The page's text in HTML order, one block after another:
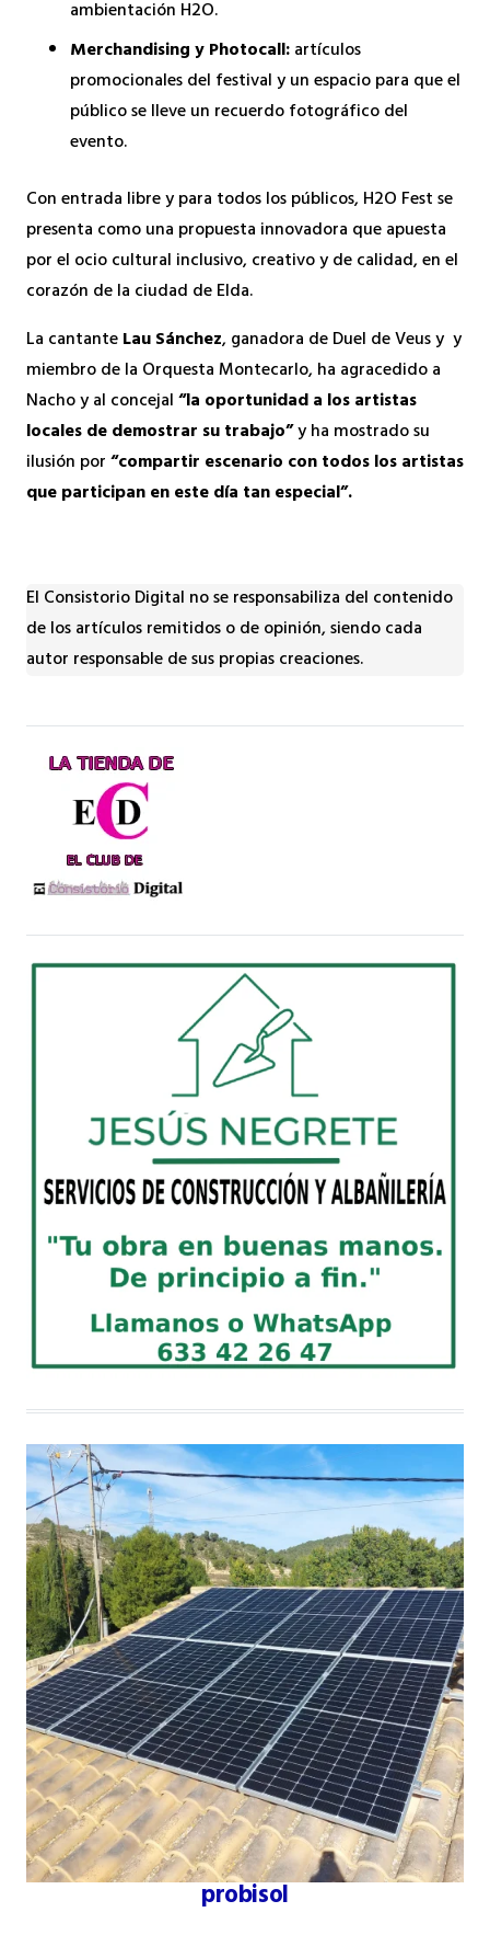
ambientación H2O.
Merchandising y Photocall:artículos
promocionales del festival y un espacio para que el
público se lleve un recuerdo fotográfico del
evento.
Con entrada libre y para todos los públicos, H2O Fest se
presenta como una propuesta innovadora que apuesta
por el ocio cultural inclusivo, creativo y de calidad, en el
corazón de la ciudad de Elda.
La cantanteLau Sánchez, ganadora de Duel de Veus y y
miembro de la Orquesta Montecarlo, ha agracedido a
Nacho y al concejal“la oportunidad a los artistas
locales de demostrar su trabajo”y ha mostrado su
ilusión por“compartir escenario con todos los artistas
que participan en este día tan especial”.
El Consistorio Digital no se responsabiliza del contenido
de los artículos remitidos o de opinión, siendo cada
autor responsable de sus propias creaciones.
probisol